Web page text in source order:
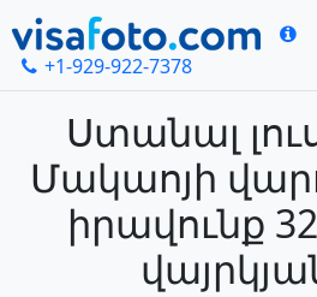
+1-929-922-7378
Ստանալ
Մակաոյի
իրավունք